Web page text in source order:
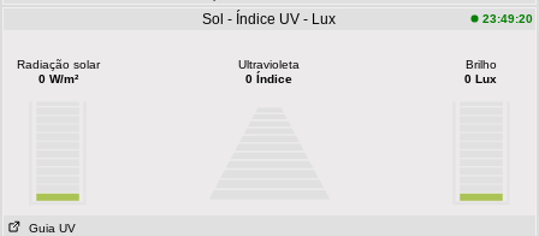
Sol - Índice UV - Lux 23:49:20
Radiação solar
0 W/m²
Ultravioleta
0 Índice
Brilho
0 Lux
Guia UV